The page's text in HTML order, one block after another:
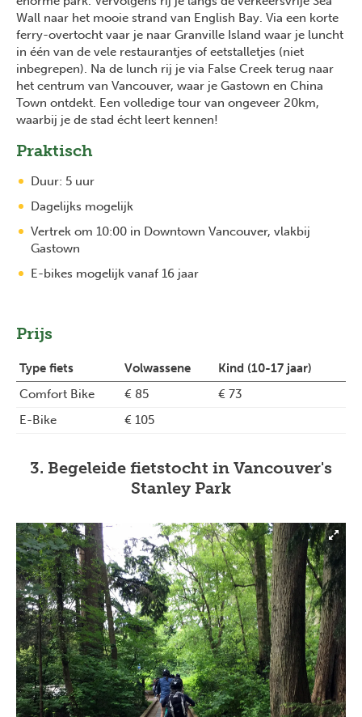
Wall naar het mooie strand van English Bay. Via een korte
ferry-overtocht vaar je naar Granville Island waar je luncht
in één van de vele restaurantjes of eetstalletjes (niet
inbegrepen). Na de lunch rij je via False Creek terug naar
het centrum van Vancouver, waar je Gastown en China
Town ontdekt. Een volledige tour van ongeveer 20km,
waarbij je de stad écht leert kennen!
Praktisch
Duur: 5 uur
Dagelijks mogelijk
Vertrek om 10:00 in Downtown Vancouver, vlakbij
Gastown
E-bikes mogelijk vanaf 16 jaar
Prijs
Type fiets Volwassene
Kind (10-17 jaar)
Comfort Bike
€ 85
€ 73
E-Bike
€ 105
3. Begeleide fietstocht in Vancouver's
Stanley Park